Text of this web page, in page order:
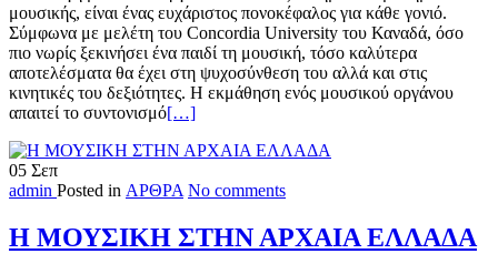
ΜΟΝΟ…)
μουσικής, είναι ένας ευχάριστος πονοκέφαλος για κάθε γονιό.
Σύμφωνα με μελέτη του Concordia University του Καναδά, όσο
πιο νωρίς ξεκινήσει ένα παιδί τη μουσική, τόσο καλύτερα
αποτελέσματα θα έχει στη ψυχοσύνθεση του αλλά και στις
κινητικές του δεξιότητες. Η εκμάθηση ενός μουσικού οργάνου
απαιτεί το συντονισμόRead
about
ΝΑ
ΜΟΥΣΙΚΟ
ΟΡΓΑΝΟ
[…]
05 Σεπ
admin Posted in ΑΡΘΡΑ No comments
Η ΜΟΥΣΙΚΗ ΣΤΗΝ ΑΡΧΑΙΑ ΕΛΛΑΔΑ